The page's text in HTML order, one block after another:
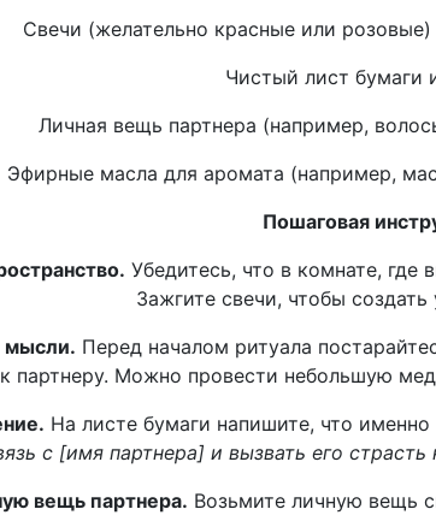
Свечи (желательно красные или
Чистый лист бумаги
Личная вещь партнера (например,
Эфирные масла для аромата (например,
Пошаговая
Убедитесь, что в комнате, где
Зажгите свечи, чтобы
мысли. Перед началом ритуала
партнеру. Можно провести небольшую
На листе бумаги напишите, что
с [имя партнера] и вызвать его страсть
вещь партнера. Возьмите личную вещь